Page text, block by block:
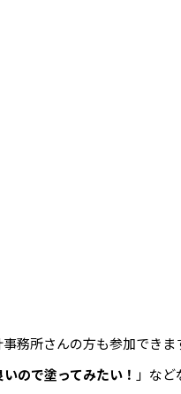
務所さんの方も参加できま
ので塗ってみたい！ 」な